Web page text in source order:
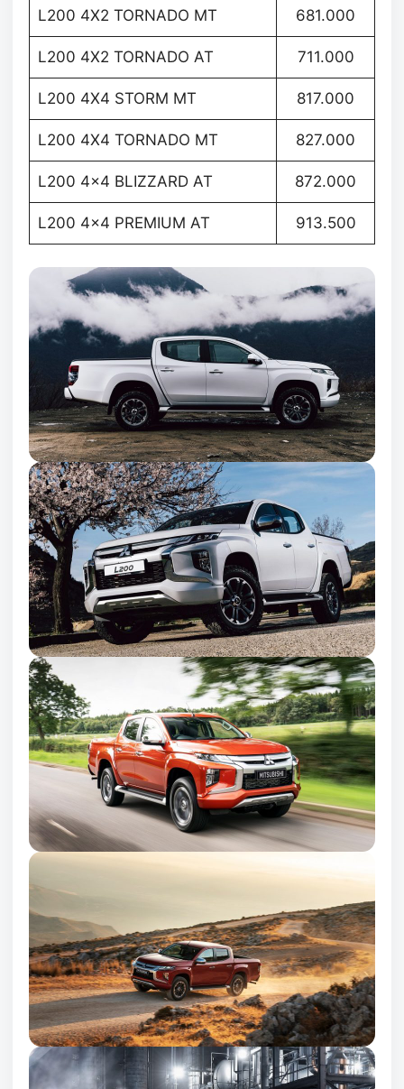
L200 4X2 TORNADO MT 681.000
L200 4X2 TORNADO AT 711.000
L200 4X4 STORM MT 817.000
L200 4X4 TORNADO MT 827.000
L200 4×4 BLIZZARD AT 872.000
L200 4×4 PREMIUM AT 913.500